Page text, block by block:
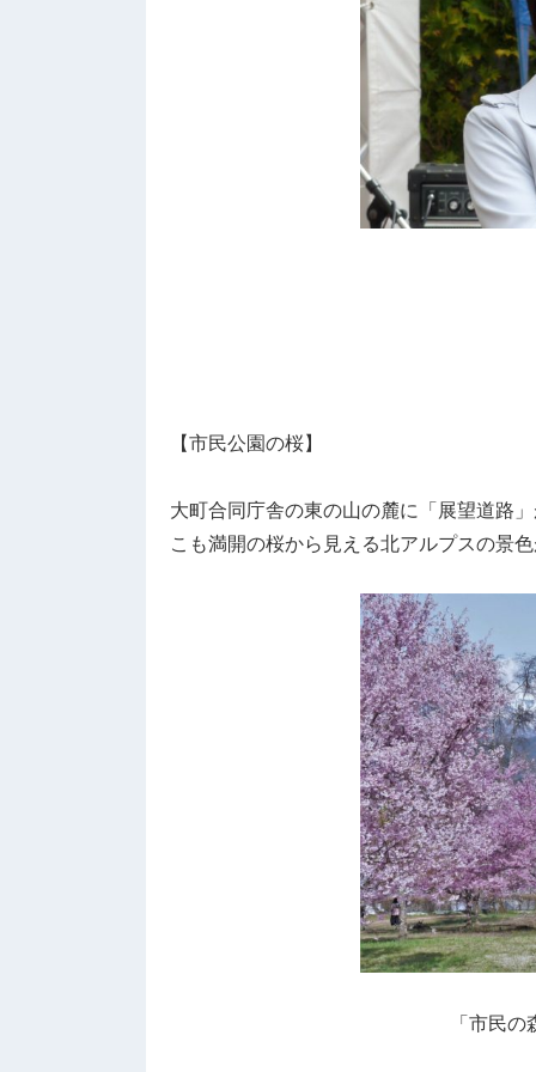
【市民公園の桜】
大町合同庁舎の東の山の麓に「展望道路
こも満開の桜から見える北アルプスの景
「市民